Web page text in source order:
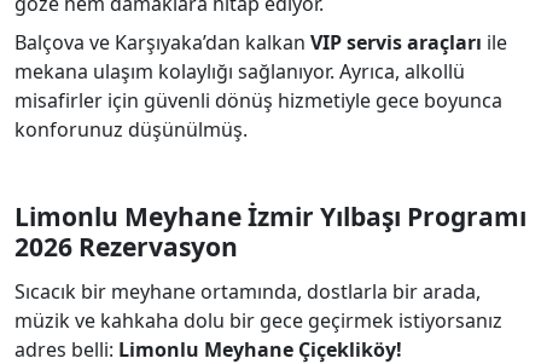
Balçova ve Karşıyaka’dan kalkan VIP servis araçları ile
mekana ulaşım kolaylığı sağlanıyor. Ayrıca, alkollü
misafirler için güvenli dönüş hizmetiyle gece boyunca
konforunuz düşünülmüş.
Limonlu Meyhane İzmir Yılbaşı Programı
2026 Rezervasyon
Sıcacık bir meyhane ortamında, dostlarla bir arada,
müzik ve kahkaha dolu bir gece geçirmek istiyorsanız
adres belli: Limonlu Meyhane Çiçekliköy!